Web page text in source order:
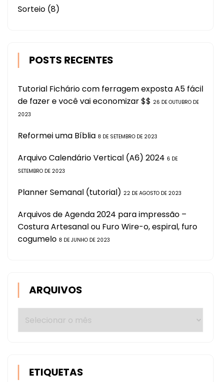
Sorteio (8)
POSTS RECENTES
Tutorial Fichário com ferragem exposta A5 fácil
de fazer e você vai economizar $$ 26 DE OUTUBRO DE
2023
Reformei uma Bíblia 8 DE SETEMBRO DE 2023
Arquivo Calendário Vertical (A6) 2024 6 DE
SETEMBRO DE 2023
Planner Semanal (tutorial) 22 DE AGOSTO DE 2023
Arquivos de Agenda 2024 para impressão –
Costura Artesanal ou Furo Wire-o, espiral, furo
cogumelo 8 DE JUNHO DE 2023
ARQUIVOS
Arquivos
ETIQUETAS